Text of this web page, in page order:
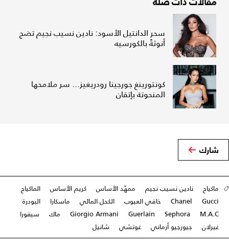
سحر الدانتيل الأسود: نادين نسيب نجيم تضج
أنوثةً بالكورسيه
كونتورينغ جورجينا رودريغيز... سر ملامحها
المنحوتة بإتقان
شارك
ماكياج نادين نسيب نجيم ممهّد الأساس كريم الأساس
الماكياج
Gucci
Chanel خافي العيوب الكحل المائي ماسكارا
البودرة
M.A.C
Sephora
Guerlain
Giorgio Armani ماك
سيفورا
غيرلان
جيورجيو أرماني غوتشي شانيل